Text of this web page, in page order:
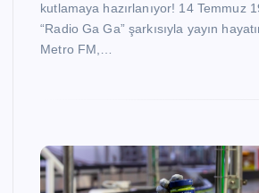
kutlamaya hazırlanıyor! 14 Temmuz
“Radio Ga Ga” şarkısıyla yayın
Metro FM,…